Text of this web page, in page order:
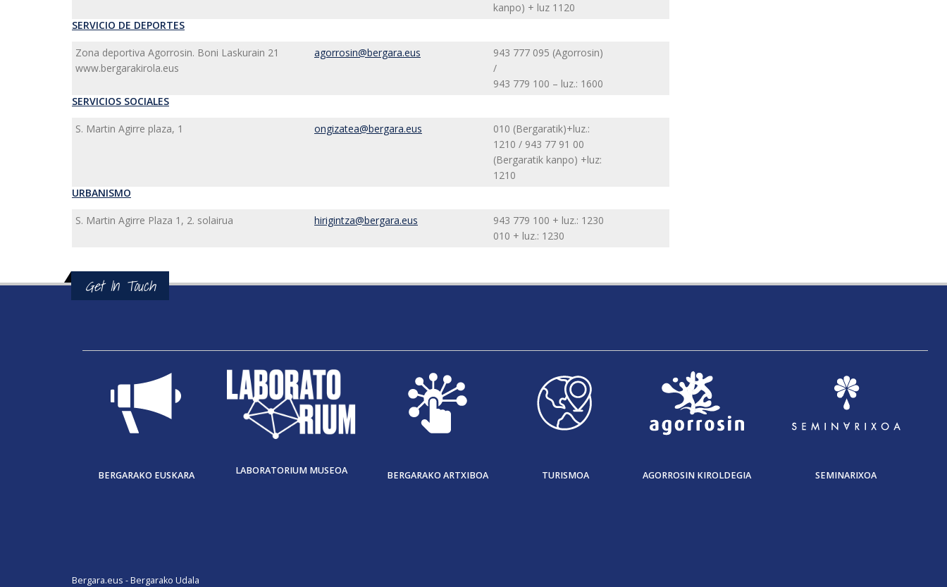
kanpo) + luz 1120
SERVICIO DE DEPORTES
Zona deportiva Agorrosin. Boni Laskurain 21
www.bergarakirola.eus
agorrosin@bergara.eus
943 777 095 (Agorrosin)
/
943 779 100 – luz.: 1600
SERVICIOS SOCIALES
S. Martin Agirre plaza, 1 ongizatea@bergara.eus
010 (Bergaratik)+luz.:
1210 / 943 77 91 00
(Bergaratik kanpo) +luz:
1210
URBANISMO
S. Martin Agirre Plaza 1, 2. solairua hirigintza@bergara.eus
943 779 100 + luz.: 1230
010 + luz.: 1230
Get In Touch
BERGARAKO EUSKARA LABORATORIUM MUSEOA BERGARAKO ARTXIBOA TURISMOA AGORROSIN KIROLDEGIA SEMINARIXOA
Bergara.eus - Bergarako Udala